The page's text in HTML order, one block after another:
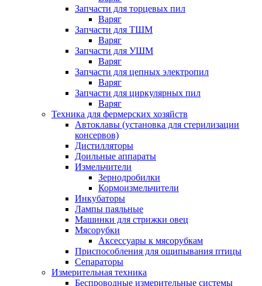
Запчасти для торцевых пил
Варяг
Запчасти для ТШМ
Варяг
Запчасти для УШМ
Варяг
Запчасти для цепных электропил
Варяг
Запчасти для циркулярных пил
Варяг
Техника для фермерских хозяйств
Автоклавы (установка для стерилизации
консервов)
Дистилляторы
Доильные аппараты
Измельчители
Зернодробилки
Кормоизмельчители
Инкубаторы
Лампы паяльные
Машинки для стрижки овец
Мясорубки
Аксессуары к мясорубкам
Приспособления для ощипывания птицы
Сепараторы
Измерительная техника
Беспроводные измерительные системы